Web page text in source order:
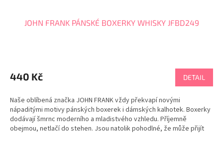
JOHN FRANK PÁNSKÉ BOXERKY WHISKY JFBD249
440 Kč DETAIL
Naše oblíbená značka JOHN FRANK vždy překvapí novými
nápaditými motivy pánských boxerek i dámských kalhotek. Boxerky
dodávají šmrnc moderního a mladistvého vzhledu. Příjemně
obejmou, netlačí do stehen. Jsou natolik pohodlné, že může přijít